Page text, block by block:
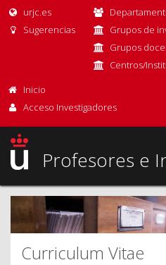
urjc.es
Sugerencias
Grupos de
Grupos
Centros/
Inicio
Acceso Investigadores
Profesores e
Curriculum Vitae